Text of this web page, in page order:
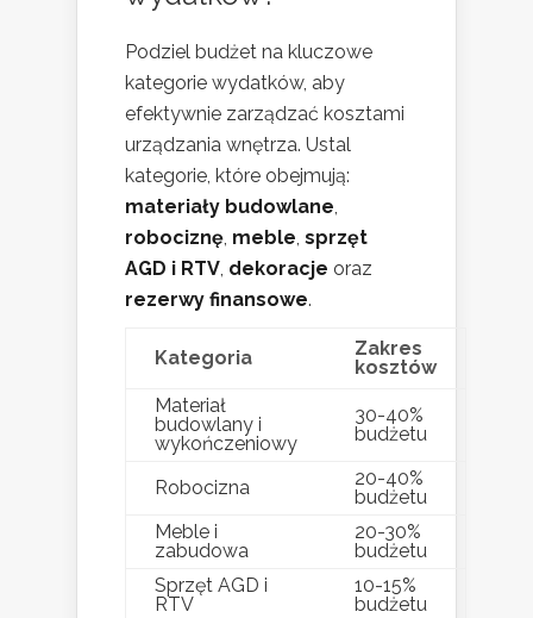
Podziel budżet na kluczowe
kategorie wydatków, aby
efektywnie zarządzać kosztami
urządzania wnętrza. Ustal
kategorie, które obejmują:
materiały budowlane,
robociznę, meble, sprzęt
AGD i RTV, dekoracje oraz
rezerwy finansowe.
Kategoria
Zakres
kosztów
Materiał
budowlany i
wykończeniowy
30-40%
budżetu
Robocizna
20-40%
budżetu
Meble i
zabudowa
20-30%
budżetu
Sprzęt AGD i
RTV
10-15%
budżetu